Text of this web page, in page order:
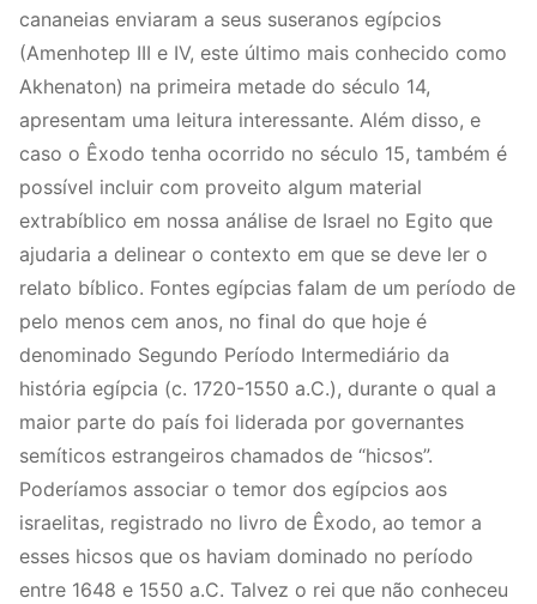
cananeias enviaram a seus suseranos egípcios
(Amenhotep III e IV, este último mais conhecido como
Akhenaton) na primeira metade do século 14,
apresentam uma leitura interessante. Além disso, e
caso o Êxodo tenha ocorrido no século 15, também é
possível incluir com proveito algum material
extrabíblico em nossa análise de Israel no Egito que
ajudaria a delinear o contexto em que se deve ler o
relato bíblico. Fontes egípcias falam de um período de
pelo menos cem anos, no final do que hoje é
denominado Segundo Período Intermediário da
história egípcia (c. 1720-1550 a.C.), durante o qual a
maior parte do país foi liderada por governantes
semíticos estrangeiros chamados de “hicsos”.
Poderíamos associar o temor dos egípcios aos
israelitas, registrado no livro de Êxodo, ao temor a
esses hicsos que os haviam dominado no período
entre 1648 e 1550 a.C. Talvez o rei que não conheceu